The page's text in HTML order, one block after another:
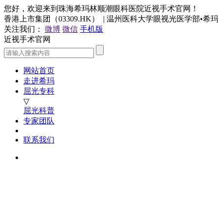
您好，欢迎来到珠海希玛林顺潮眼科医院近视手术官网！
香港上市集团（03309.HK） | 温州医科大学眼视光医学部•希
关注我们：
微博 微信 手机版
近视手术官网
网站首页
走进希玛
屈光专科
▽
屈光科普
专家团队
联系我们